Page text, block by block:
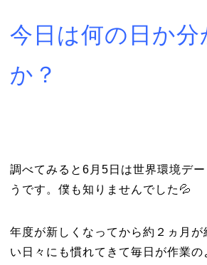
今日は何の日か分
か？
調べてみると6月5日は世界環境デ
うです。僕も知りませんでした💦
年度が新しくなってから約２ヵ月が
い日々にも慣れてきて毎日が作業の